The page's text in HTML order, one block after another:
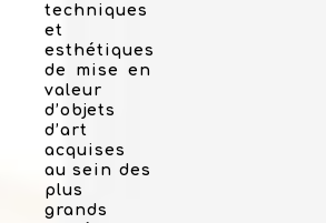
techniques
et
esthétiques
de mise en
valeur
d’objets
d’art
acquises
au sein des
plus
grands